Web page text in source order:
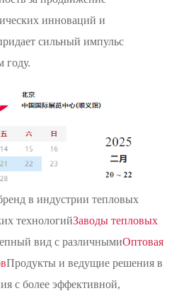
инноваций и
сильный импульс
году.
в индустрии тепловых
технологийЗаводы тепловых
вид с различнымиОптовая
Продукты и ведущие решения в
с более эффективной,